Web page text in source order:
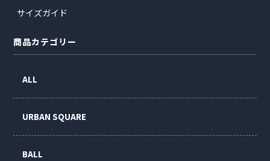
サイズガイド
商品カテゴリー
ALL
URBAN SQUARE
BALL